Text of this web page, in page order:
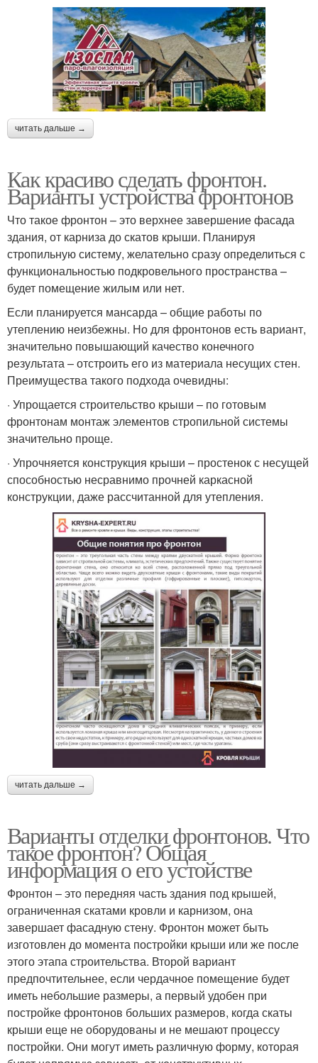
читать дальше →
Как красиво сделать фронтон.
Варианты устройства фронтонов
Что такое фронтон – это верхнее завершение фасада
здания, от карниза до скатов крыши. Планируя
стропильную систему, желательно сразу определиться с
функциональностью подкровельного пространства –
будет помещение жилым или нет.
Если планируется мансарда – общие работы по
утеплению неизбежны. Но для фронтонов есть вариант,
значительно повышающий качество конечного
результата – отстроить его из материала несущих стен.
Преимущества такого подхода очевидны:
· Упрощается строительство крыши – по готовым
фронтонам монтаж элементов стропильной системы
значительно проще.
· Упрочняется конструкция крыши – простенок с несущей
способностью несравнимо прочней каркасной
конструкции, даже рассчитанной для утепления.
читать дальше →
Варианты отделки фронтонов. Что
такое фронтон? Общая
информация о его устойстве
Фронтон – это передняя часть здания под крышей,
ограниченная скатами кровли и карнизом, она
завершает фасадную стену. Фронтон может быть
изготовлен до момента постройки крыши или же после
этого этапа строительства. Второй вариант
предпочтительнее, если чердачное помещение будет
иметь небольшие размеры, а первый удобен при
постройке фронтонов больших размеров, когда скаты
крыши еще не оборудованы и не мешают процессу
постройки. Они могут иметь различную форму, которая